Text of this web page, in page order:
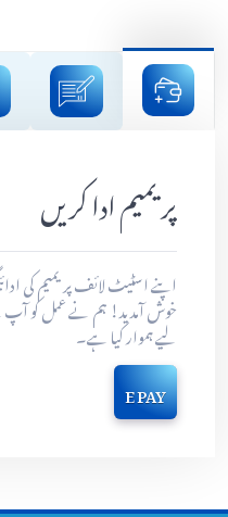
پریمیم ادا کریں
اپنے اسٹیٹ لائف پریمیم کی
خوش آمدید! ہم نے عمل کو
لیے ہموار کیا ہے۔
E PAY